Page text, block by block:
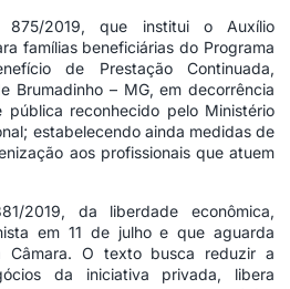
2019, que institui o Auxílio
famílias beneficiárias do Programa
de Prestação Continuada,
Brumadinho – MG, em decorrência
reconhecido pelo Ministério
estabelecendo ainda medidas de
aos profissionais que atuem
2019, da liberdade econômica,
em 11 de julho e que aguarda
Câmara. O texto busca reduzir a
da iniciativa privada, libera